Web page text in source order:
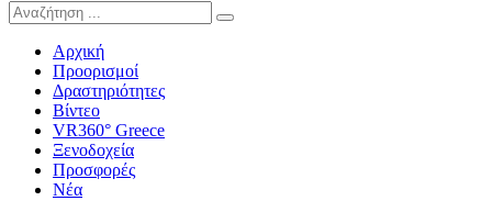
Αρχική
Προορισμοί
Δραστηριότητες
Βίντεο
VR360° Greece
Ξενοδοχεία
Προσφορές
Νέα